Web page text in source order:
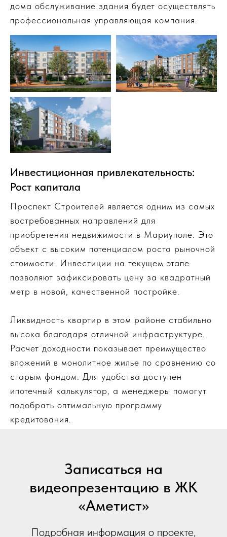
дома обслуживание здания будет осуществлять
профессиональная управляющая компания.
Инвестиционная привлекательность:
Рост капитала
Проспект Строителей является одним из самых
востребованных направлений для
приобретения недвижимости в Мариуполе. Это
объект с высоким потенциалом роста рыночной
стоимости. Инвестиции на текущем этапе
позволяют зафиксировать цену за квадратный
метр в новой, качественной постройке.
Ликвидность квартир в этом районе стабильно
высока благодаря отличной инфраструктуре.
Расчет доходности показывает преимущество
вложений в монолитное жилье по сравнению со
старым фондом. Для удобства доступен
ипотечный калькулятор, а менеджеры помогут
подобрать оптимальную программу
кредитования.
Записаться на
видеопрезентацию в ЖК
«Аметист»
Подробная информация о проекте,